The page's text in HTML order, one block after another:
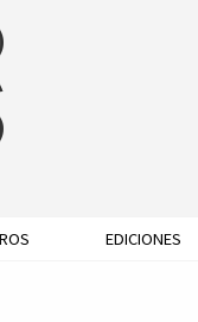
EDICIONES